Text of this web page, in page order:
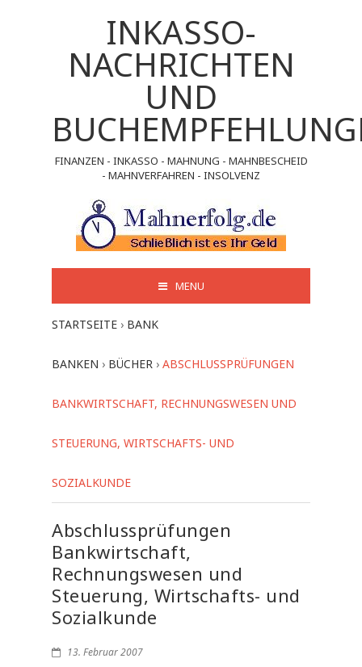
INKASSO-
NACHRICHTEN
UND
FINANZEN - INKASSO - MAHNUNG - MAHNBESCHEID
- MAHNVERFAHREN - INSOLVENZ
MENU
STARTSEITE › BANK
BANKEN › BÜCHER › ABSCHLUSSPRÜFUNGEN
BANKWIRTSCHAFT, RECHNUNGSWESEN UND
STEUERUNG, WIRTSCHAFTS- UND
SOZIALKUNDE
Abschlussprüfungen
Bankwirtschaft,
Rechnungswesen und
Steuerung, Wirtschafts- und
Sozialkunde
13. Februar 2007